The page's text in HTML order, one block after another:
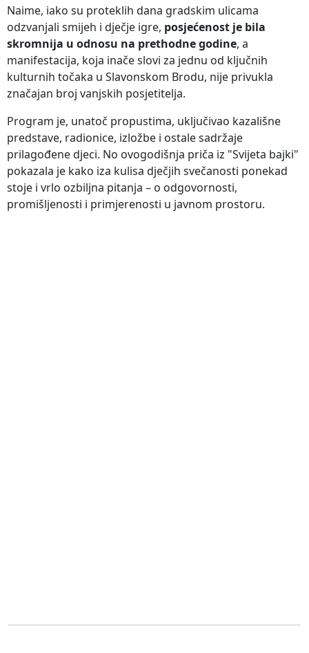
Naime, iako su proteklih dana gradskim ulicama
odzvanjali smijeh i dječje igre, posjećenost je bila
skromnija u odnosu na prethodne godine, a
manifestacija, koja inače slovi za jednu od ključnih
kulturnih točaka u Slavonskom Brodu, nije privukla
značajan broj vanjskih posjetitelja.
Program je, unatoč propustima, uključivao kazališne
predstave, radionice, izložbe i ostale sadržaje
prilagođene djeci. No ovogodišnja priča iz "Svijeta bajki"
pokazala je kako iza kulisa dječjih svečanosti ponekad
stoje i vrlo ozbiljna pitanja – o odgovornosti,
promišljenosti i primjerenosti u javnom prostoru.